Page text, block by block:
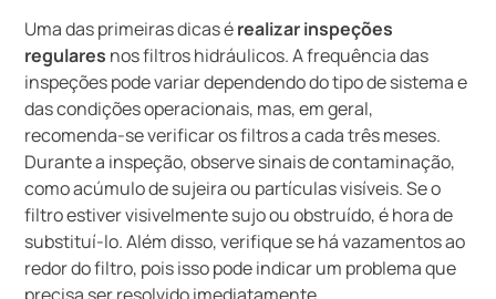
Uma das primeiras dicas érealizar inspeções
regulares nos filtros hidráulicos. A frequência das
inspeções pode variar dependendo do tipo de sistema e
das condições operacionais, mas, em geral,
recomenda-se verificar os filtros a cada três meses.
Durante a inspeção, observe sinais de contaminação,
como acúmulo de sujeira ou partículas visíveis. Se o
filtro estiver visivelmente sujo ou obstruído, é hora de
substituí-lo. Além disso, verifique se há vazamentos ao
redor do filtro, pois isso pode indicar um problema que